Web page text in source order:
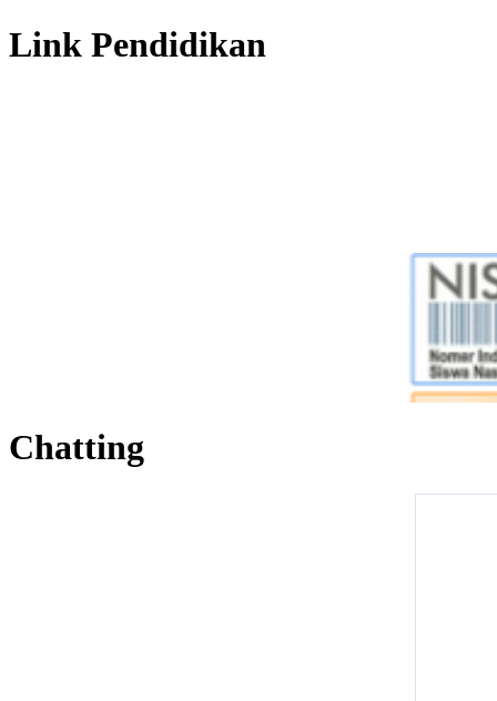
Link Pendidikan
Chatting